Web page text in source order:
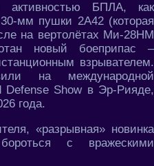
БПЛА, как
мм пушки 2А42 (которая
на вертолётах Ми-28НМ
новый боеприпас –
взрывателем.
на международной
Defense Show в Эр-Рияде,
года.
«разрывная» новинка
с вражескими